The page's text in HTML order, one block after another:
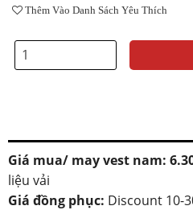
Thêm Vào Danh Sách Yêu Thích
Giá mua/ may vest nam:
liệu vải
Giá đồng phục: Discount 10-